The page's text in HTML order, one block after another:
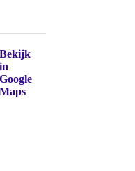
Bekijk
in
Google
Maps